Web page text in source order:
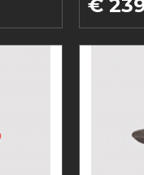
€